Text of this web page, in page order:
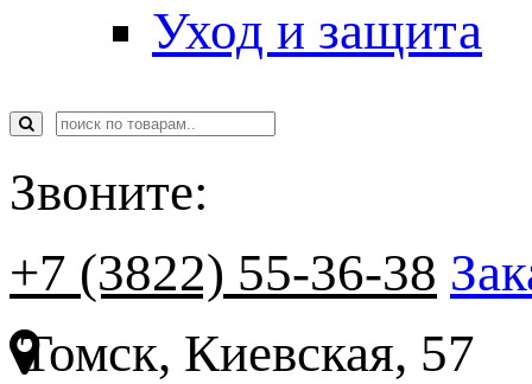
Уход и защита
Звоните:
+7 (3822) 55-36-38
Томск, Киевская, 57